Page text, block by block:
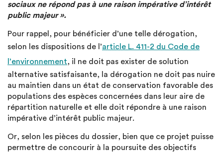
sociaux ne répond pas à une raison impérative d’intérêt
public majeur ».
Pour rappel, pour bénéficier d’une telle dérogation,
selon les dispositions de l’article L. 411-2 du Code de
l’environnement, il ne doit pas exister de solution
alternative satisfaisante, la dérogation ne doit pas nuire
au maintien dans un état de conservation favorable des
populations des espèces concernées dans leur aire de
répartition naturelle et elle doit répondre à une raison
impérative d’intérêt public majeur.
Or, selon les pièces du dossier, bien que ce projet puisse
permettre de concourir à la poursuite des objectifs